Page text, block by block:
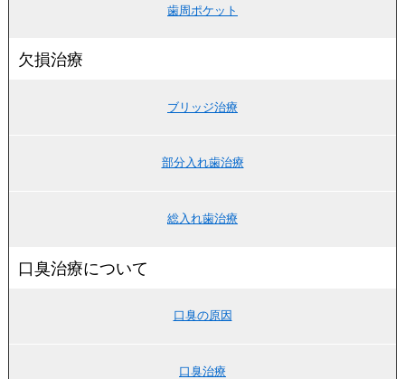
歯周ポケット
欠損治療
ブリッジ治療
部分入れ歯治療
総入れ歯治療
口臭治療について
口臭の原因
口臭治療